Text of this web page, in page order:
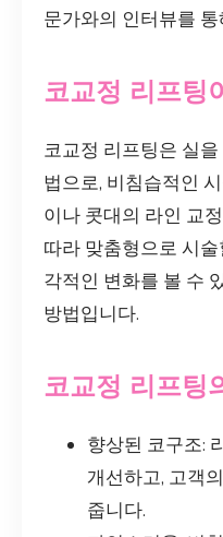
문가와의 인터뷰를
코교정 리프팅
코교정 리프팅은 실
법으로, 비침습적인
이나 콧대의 라인 교
따라 맞춤형으로 시
각적인 변화를 볼 수
방법입니다.
코교정 리프팅
향상된 코구조:
개선하고, 고객
줍니다.